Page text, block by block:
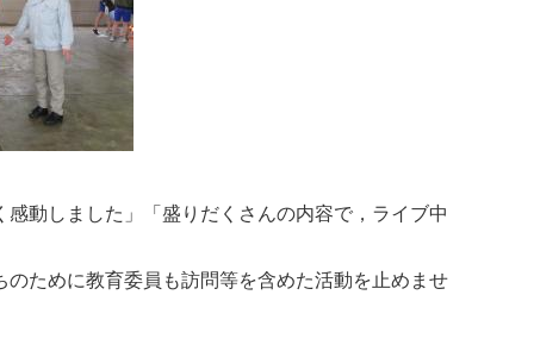
動しました」「盛りだくさんの内容で，ライブ中
ために教育委員も訪問等を含めた活動を止めませ